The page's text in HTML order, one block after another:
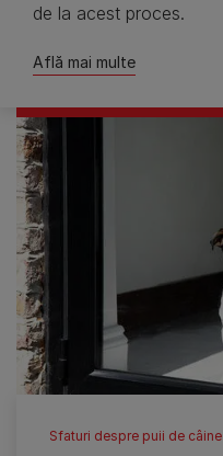
de la acest proces.
Află mai multe
Sfaturi despre puii de câine